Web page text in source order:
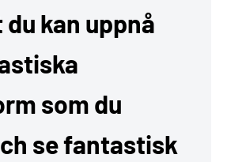
kan uppnå
som du
se fantastisk